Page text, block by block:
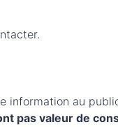
information au
pas valeur de